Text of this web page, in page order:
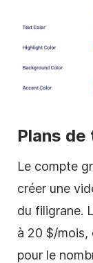
Plans
Le compte
créer une
du filigrane.
à 20 $/mois,
pour le